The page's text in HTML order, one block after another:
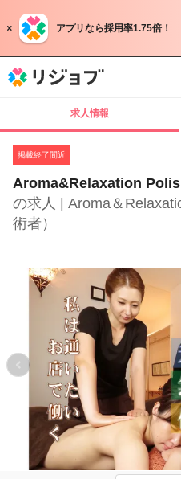
アプリなら採用率1.75倍！
求人情報
掲載終了間近
Aroma&Relaxation
の求人 | Aroma＆
術者）